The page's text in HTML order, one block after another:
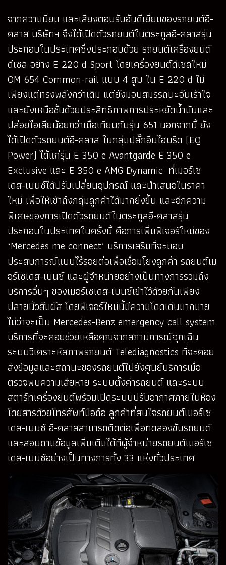
จากความนิยม และเสียงตอบรับอันดีเยี่ยมของรถยนต์อี-
คลาส บริษัทฯ จึงได้เปิดตัวรถยนต์ในตระกูลอี-คลาสรุ่น
ประกอบในประเทศซึ่งประกอบด้วย รถยนต์เครื่องยนต์
ดีเซล อย่าง E 220 d Sport โดยเครื่องยนต์ดีเซลใหม่
OM 654 Common-rail แบบ 4 สูบ ใน E 220 d ไม่
เพียงแต่ทรงพลังกว่าเดิม แต่ยังมอบสมรรถนะอันเร้าใจ
และยังเหนือชั้นด้วยประสิทธิภาพการประหยัดน้ำมันและ
ปล่อยไอเสียน้อยกว่าเมื่อเทียบกับรุ่น 651 นอกจากนี้ ยัง
ได้เปิดตัวรถยนต์อี-คลาส ในกลุ่มปลั๊กอินไฮบริด (EQ
Power) ได้แก่รุ่น E 350 e Avantgarde E 350 e
Exclusive และ E 350 e AMG Dynamic ที่เมอร์เซ
เดส-เบนซ์ได้ปรับเปลี่ยนอุปกรณ์ และนำเสนอในราคา
ใหม่ เพื่อให้เข้าถึงกลุ่มลูกค้าได้มากยิ่งขึ้น และอีกความ
พิเศษของการเปิดตัวรถยนต์ในตระกูลอี-คลาสรุ่น
ประกอบในประเทศในครั้งนี้ คือการเพิ่มฟีเจอร์ใหม่ของ
‘Mercedes me connect’ บริการเสริมที่จะมอบ
ประสบการณ์แบบไร้รอยต่อเพื่อเชื่อมโยงลูกค้า รถยนต์เม
อร์เซเดส-เบนซ์ และผู้จำหน่ายอย่างเป็นทางการรวมถึง
บริการอื่นๆ ของเมอร์เซเดส-เบนซ์เข้าไว้ด้วยกันเพียง
ปลายนิ้วสัมผัส โดยฟีเจอร์ใหม่นี้มีความโดดเด่นมากมาย
ไม่ว่าจะเป็น Mercedes-Benz emergency call system
บริการที่จะคอยช่วยเหลือคุณจากสถานการณ์ฉุกเฉิน
ระบบวิเคราะห์สภาพรถยนต์ Telediagnostics ที่จะคอย
ส่งข้อมูลและสถานะของรถยนต์ไปยังศูนย์บริการเมื่อ
ตรวจพบความเสียหาย ระบบตั้งค่ารถยนต์ และระบบ
สตาร์ทเครื่องยนต์พร้อมเปิดระบบปรับอากาศภายในห้อง
โดยสารด้วยโทรศัพท์มือถือ ลูกค้าที่สนใจรถยนต์เมอร์เซ
เดส-เบนซ์ อี-คลาสสามารถติดต่อเพื่อทดลองขับรถยนต์
และสอบถามข้อมูลเพิ่มเติมได้ที่ผู้จำหน่ายรถยนต์เมอร์เซ
เดส-เบนซ์อย่างเป็นทางการทั้ง 33 แห่งทั่วประเทศ